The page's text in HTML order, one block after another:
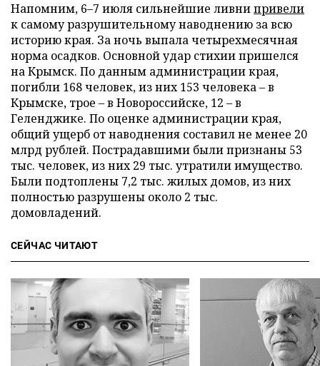
Напомним, 6–7 июля сильнейшие ливнипривели
к самому разрушительному наводнению за всю
историю края. За ночь выпала четырехмесячная
норма осадков. Основной удар стихии пришелся
на Крымск. По данным администрации края,
погибли 168 человек, из них 153 человека – в
Крымске, трое – в Новороссийске, 12 – в
Геленджике. По оценке администрации края,
общий ущерб от наводнения составил не менее 20
млрд рублей. Пострадавшими были признаны 53
тыс. человек, из них 29 тыс. утратили имущество.
Были подтоплены 7,2 тыс. жилых домов, из них
полностью разрушены около 2 тыс.
домовладений.
СЕЙЧАС ЧИТАЮТ